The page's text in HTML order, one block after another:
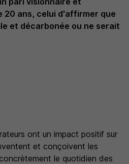
20 ans, celui d'affirmer que
et décarbonée ou ne serait
ont un impact positif sur
et conçoivent les
le quotidien des